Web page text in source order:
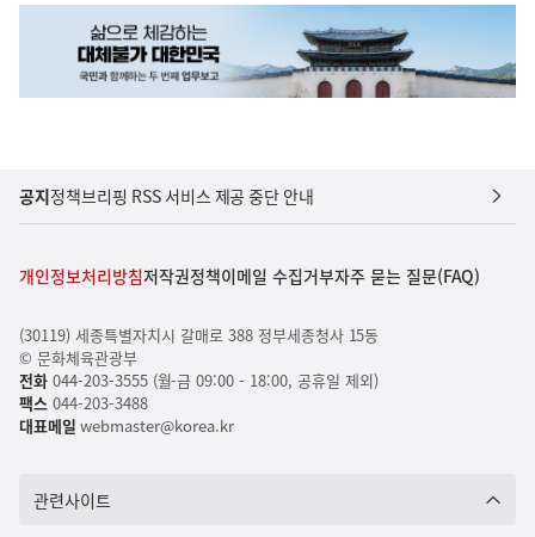
공지정책브리핑 RSS 서비스 제공 중단 안내
개인정보처리방침저작권정책이메일 수집거부자주 묻는 질문(FAQ)
(30119) 세종특별자치시 갈매로 388 정부세종청사 15동
© 문화체육관광부
전화044-203-3555 (월-금 09:00 - 18:00, 공휴일 제외)
팩스044-203-3488
대표메일 webmaster@korea.kr
관련사이트